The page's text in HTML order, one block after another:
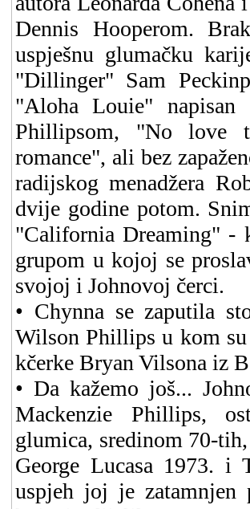
Dennis Hooperom.
uspješnu glumačku
"Dillinger" Sam
"Aloha Louie" napisan
Phillipsom, "No love
romance", ali bez
radijskog menadžera
dvije godine potom.
"California Dreaming" -
grupom u kojoj se
svojoj i Johnovoj čerci.
• Chynna se zaputila
Wilson Phillips u kom
kčerke Bryan Vilsona iz
• Da kažemo još...
Mackenzie Phillips,
glumica, sredinom 70-
George Lucasa 1973.
uspjeh joj je zatamnjen